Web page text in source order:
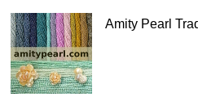
Amity Pearl